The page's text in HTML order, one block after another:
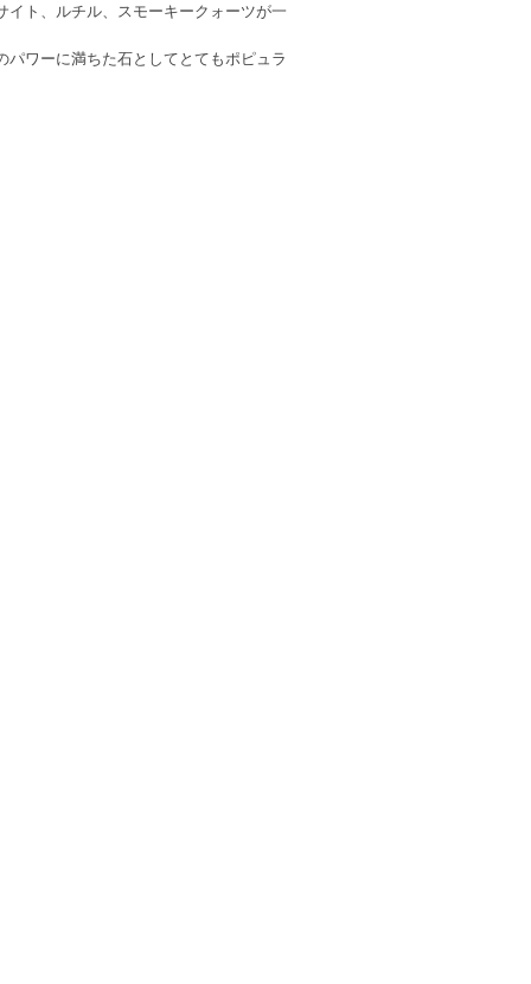
ト、ルチル、スモーキークォーツが一
ワーに満ちた石としてとてもポピュラ